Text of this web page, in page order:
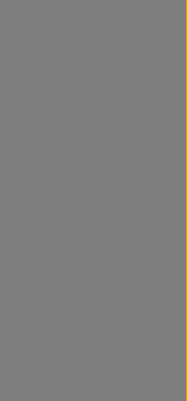
hinzufügen